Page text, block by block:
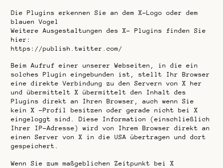
Die Plugins erkennen Sie an dem X-Logo oder dem
blauen Vogel
Weitere Ausgestaltungen des X- Plugins finden Sie
hier:
https://publish.twitter.com/
Beim Aufruf einer unserer Webseiten, in die ein
solches Plugin eingebunden ist, stellt Ihr Browser
eine direkte Verbindung zu den Servern von X her
und übermittelt X übermittelt den Inhalt des
Plugins direkt an Ihren Browser, auch wenn Sie
kein X -Profil besitzen oder gerade nicht bei X
eingeloggt sind. Diese Information (einschließlich
Ihrer IP-Adresse) wird von Ihrem Browser direkt an
einen Server von X in die USA übertragen und dort
gespeichert.
Wenn Sie zum maßgeblichen Zeitpunkt bei X